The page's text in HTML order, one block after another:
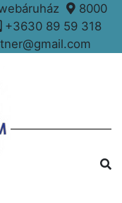
8000
+3630 89 59 318